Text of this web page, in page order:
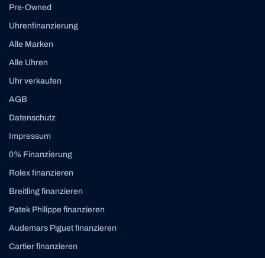
Pre-Owned
Uhrenfinanzierung
Alle Marken
Alle Uhren
Uhr verkaufen
AGB
Datenschutz
Impressum
0% Finanzierung
Rolex finanzieren
Breitling finanzieren
Patek Philippe finanzieren
Audemars Piguet finanzieren
Cartier finanzieren